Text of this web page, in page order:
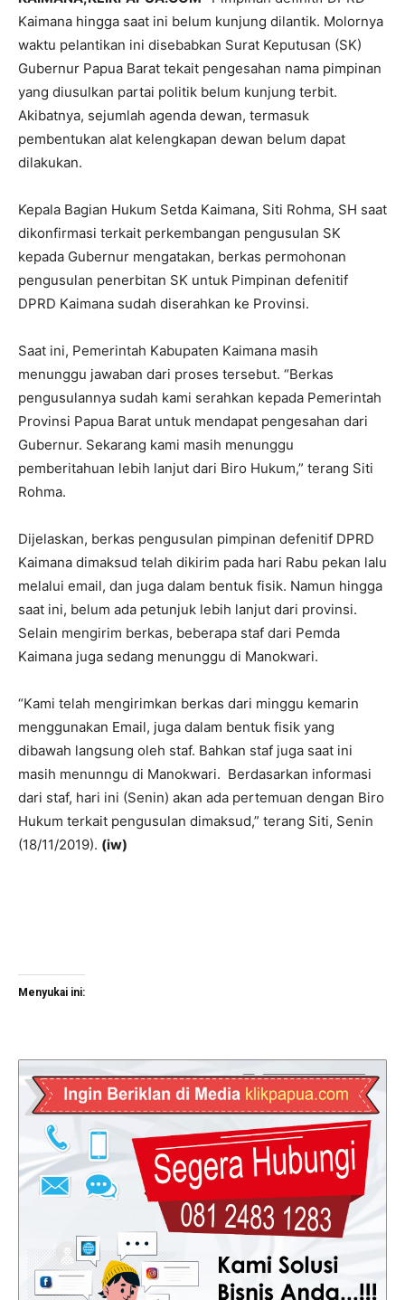
Kaimana hingga saat ini belum kunjung dilantik. Molornya
waktu pelantikan ini disebabkan Surat Keputusan (SK)
Gubernur Papua Barat tekait pengesahan nama pimpinan
yang diusulkan partai politik belum kunjung terbit.
Akibatnya, sejumlah agenda dewan, termasuk
pembentukan alat kelengkapan dewan belum dapat
dilakukan.
Kepala Bagian Hukum Setda Kaimana, Siti Rohma, SH saat
dikonfirmasi terkait perkembangan pengusulan SK
kepada Gubernur mengatakan, berkas permohonan
pengusulan penerbitan SK untuk Pimpinan defenitif
DPRD Kaimana sudah diserahkan ke Provinsi.
Saat ini, Pemerintah Kabupaten Kaimana masih
menunggu jawaban dari proses tersebut. “Berkas
pengusulannya sudah kami serahkan kepada Pemerintah
Provinsi Papua Barat untuk mendapat pengesahan dari
Gubernur. Sekarang kami masih menunggu
pemberitahuan lebih lanjut dari Biro Hukum,” terang Siti
Rohma.
Dijelaskan, berkas pengusulan pimpinan defenitif DPRD
Kaimana dimaksud telah dikirim pada hari Rabu pekan lalu
melalui email, dan juga dalam bentuk fisik. Namun hingga
saat ini, belum ada petunjuk lebih lanjut dari provinsi.
Selain mengirim berkas, beberapa staf dari Pemda
Kaimana juga sedang menunggu di Manokwari.
“Kami telah mengirimkan berkas dari minggu kemarin
menggunakan Email, juga dalam bentuk fisik yang
dibawah langsung oleh staf. Bahkan staf juga saat ini
masih menunngu di Manokwari. Berdasarkan informasi
dari staf, hari ini (Senin) akan ada pertemuan dengan Biro
Hukum terkait pengusulan dimaksud,” terang Siti, Senin
(18/11/2019). (iw)
Menyukai ini: